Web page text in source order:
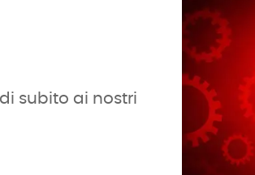
subito ai nostri